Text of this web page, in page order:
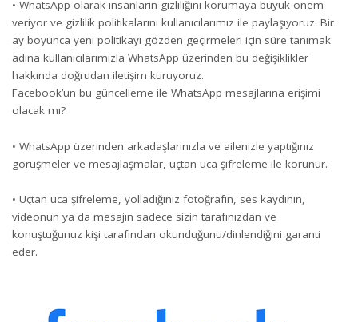
• WhatsApp olarak insanların gizliliğini korumaya büyük önem
veriyor ve gizlilik politikalarını kullanıcılarımız ile paylaşıyoruz. Bir
ay boyunca yeni politikayı gözden geçirmeleri için süre tanımak
adına kullanıcılarımızla WhatsApp üzerinden bu değişiklikler
hakkında doğrudan iletişim kuruyoruz.
Facebook’un bu güncelleme ile WhatsApp mesajlarına erişimi
olacak mı?
• WhatsApp üzerinden arkadaşlarınızla ve ailenizle yaptığınız
görüşmeler ve mesajlaşmalar, uçtan uca şifreleme ile korunur.
• Uçtan uca şifreleme, yolladığınız fotoğrafın, ses kaydının,
videonun ya da mesajın sadece sizin tarafınızdan ve
konuştuğunuz kişi tarafından okunduğunu/dinlendiğini garanti
eder.